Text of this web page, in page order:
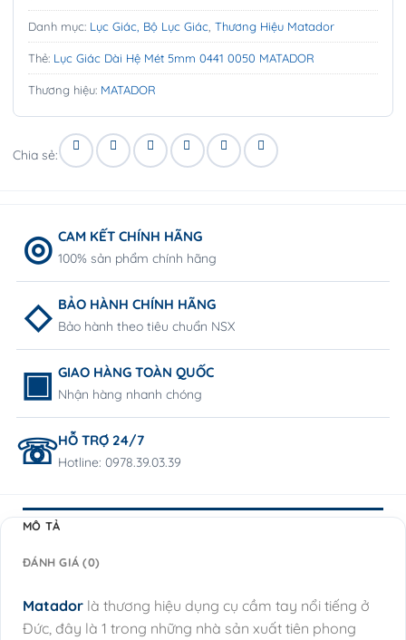
Danh mục: Lục Giác, Bộ Lục Giác Thương Hiệu Matador
Thẻ: Lục Giác Dài Hệ Mét 5mm 0441 0050 MATADOR
Thương hiệu: MATADOR
Chia sẻ:
CAM KẾT CHÍNH HÃNG
100% sản phẩm chính hãng
BẢO HÀNH CHÍNH HÃNG
Bảo hành theo tiêu chuẩn NSX
GIAO HÀNG TOÀN QUỐC
Nhận hàng nhanh chóng
HỖ TRỢ 24/7
Hotline: 0978.39.03.39
MÔ TẢ
ĐÁNH GIÁ (0)
Matador là thương hiệu dụng cụ cầm tay nổi tiếng ở
Đức, đây là 1 trong những nhà sản xuất tiên phong